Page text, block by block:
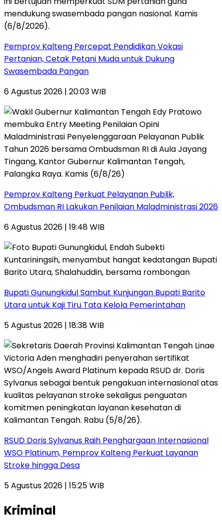
Pemprov Kalteng Percepat Pendidikan Vokasi
Pertanian, Cetak Petani Muda untuk Dukung
Swasembada Pangan
6 Agustus 2026 | 20:03 WIB
Pemprov Kalteng Perkuat Pelayanan Publik,
Ombudsman RI Lakukan Penilaian Maladministrasi 2026
6 Agustus 2026 | 19:48 WIB
Bupati Gunungkidul Sambut Kunjungan Bupati Barito
Utara untuk Kaji Tiru Tata Kelola Pemerintahan
5 Agustus 2026 | 18:38 WIB
RSUD Doris Sylvanus Raih Penghargaan Internasional
WSO Platinum, Pemprov Kalteng Perkuat Layanan
Stroke hingga Desa
5 Agustus 2026 | 15:25 WIB
Kriminal